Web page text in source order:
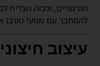
הגרמניים, וככזה הצליח
להסתבך עם מנועי טורבו
עיצוב חיצוני